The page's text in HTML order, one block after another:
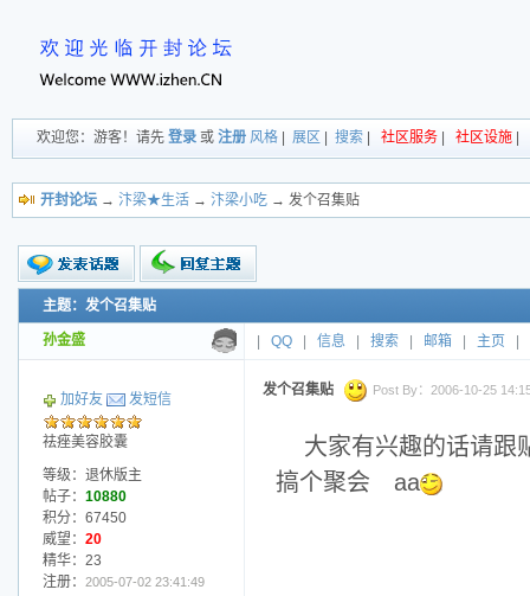
欢迎您：游客！请先 登录 或 注册 风格 展区 搜索 社区服务 社区设施
开封论坛 → 汴梁★生活 → 汴梁小吃 → 发个召集贴
新的主题
投票帖
交易帖
主题：发个召集贴
孙金盛 QQ 信息 搜索 邮箱 主页
加好友 发短信
祛痤美容胶囊
等级：退休版主
帖子： 10880
积分：67450
威望： 20
精华：23
注册： 2005-07-02 23:41:49
发个召集贴 Post By：2006-10-25
大家有兴趣的话请
搞个聚会 aa